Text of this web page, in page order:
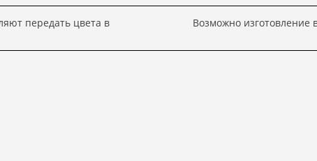
передать цвета в
Возможно изготовление